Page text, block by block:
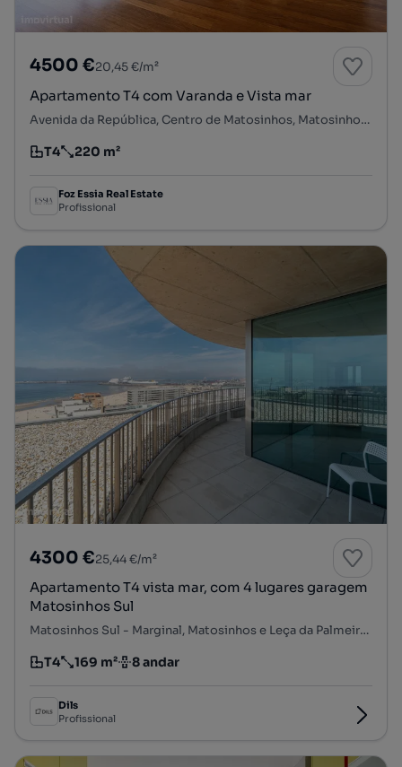
4500 €20,45 €/m²
Apartamento T4 com Varanda e Vista mar
Avenida da República, Centro de Matosinhos, Matosinhos e Leça da Palmeira, Matosinhos, Porto
Tipologia
T4
Preço por metro quadrado
220 m²
Foz Essia Real Estate
Profissional
4300 €25,44 €/m²
Apartamento T4 vista mar, com 4 lugares garagem
Matosinhos Sul
Matosinhos Sul - Marginal, Matosinhos e Leça da Palmeira, Matosinhos, Porto
Tipologia
T4
Preço por metro quadrado
169 m²
Andar 8 andar
Dils
Profissional